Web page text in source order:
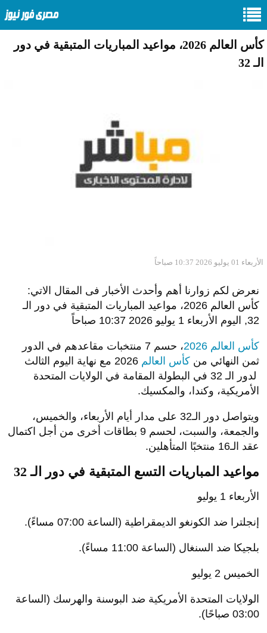
كأس العالم 2026، مواعيد المباريات المتبقية في دور
الـ 32
الأربعاء 01 يوليو 2026 10:37 صباحاً
نعرض لكم زوارنا أهم وأحدث الأخبار فى المقال الاتي:
كأس العالم 2026، مواعيد المباريات المتبقية في دور الـ
32, اليوم الأربعاء 1 يوليو 2026 10:37 صباحاً
كأس العالم 2026
، حسم 7 منتخبات مقاعدهم في الدور
ثمن النهائي من كأس العالم
2026 مع نهاية اليوم الثالث
لدور الـ 32 في البطولة المقامة في الولايات المتحدة
الأمريكية، وكندا، والمكسيك.
ويتواصل دور الـ32 على مدار أيام الأربعاء، والخميس،
والجمعة، والسبت، لحسم 9 بطاقات أخرى من أجل اكتمال
عقد الـ16 منتخبًا المتأهلين.
مواعيد المباريات التسع المتبقية في دور الـ 32
الأربعاء 1 يوليو
إنجلترا ضد الكونغو الديمقراطية (الساعة 07:00 مساءً).
بلجيكا ضد السنغال (الساعة 11:00 مساءً).
الخميس 2 يوليو
الولايات المتحدة الأمريكية ضد البوسنة والهرسك (الساعة
03:00 صباحًا).